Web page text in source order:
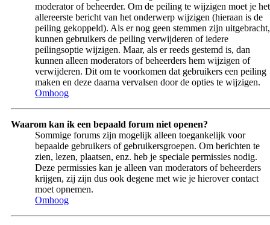
moderator of beheerder. Om de peiling te wijzigen moet je het
allereerste bericht van het onderwerp wijzigen (hieraan is de
peiling gekoppeld). Als er nog geen stemmen zijn uitgebracht,
kunnen gebruikers de peiling verwijderen of iedere
peilingsoptie wijzigen. Maar, als er reeds gestemd is, dan
kunnen alleen moderators of beheerders hem wijzigen of
verwijderen. Dit om te voorkomen dat gebruikers een peiling
maken en deze daarna vervalsen door de opties te wijzigen.
Omhoog
Waarom kan ik een bepaald forum niet openen?
Sommige forums zijn mogelijk alleen toegankelijk voor
bepaalde gebruikers of gebruikersgroepen. Om berichten te
zien, lezen, plaatsen, enz. heb je speciale permissies nodig.
Deze permissies kan je alleen van moderators of beheerders
krijgen, zij zijn dus ook degene met wie je hierover contact
moet opnemen.
Omhoog